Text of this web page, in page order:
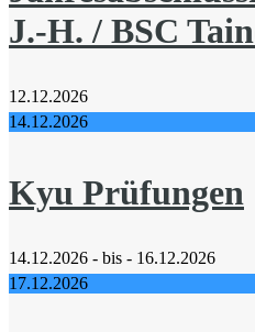
J.-H. / BSC
12.12.2026
14.12.2026
Kyu Prüfungen
14.12.2026 - bis - 16.12.2026
17.12.2026